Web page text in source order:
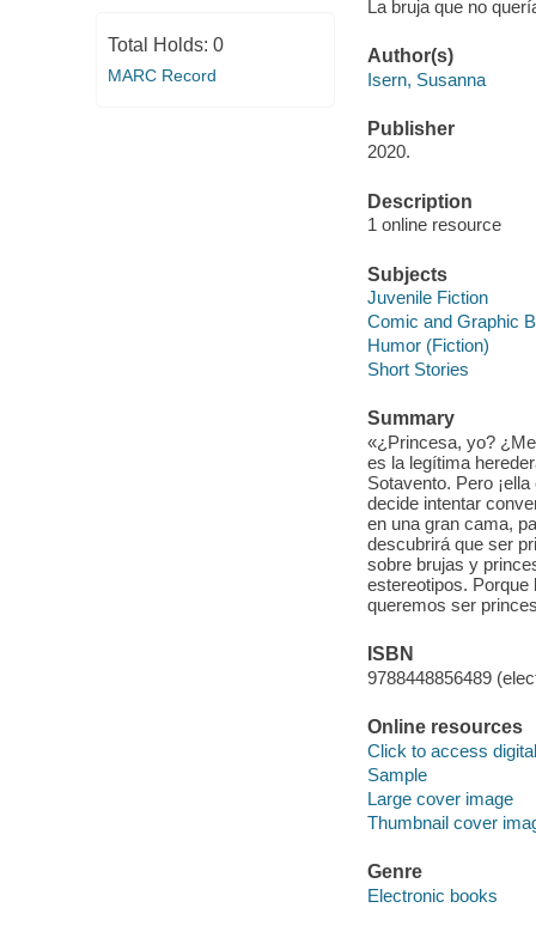
Total Holds: 0
MARC Record
La bruja que no
Author(s)
Isern, Susanna
Publisher
2020.
Description
1 online resource
Subjects
Juvenile Fiction
Comic and Graphic
Humor (Fiction)
Short Stories
Summary
«¿Princesa, yo?
es la legítima
Sotavento. Pero
decide intentar
en una gran cama,
descubrirá que ser
sobre brujas y
estereotipos. Porque
queremos ser
ISBN
9788448856489
Online resources
Click to access
Sample
Large cover image
Thumbnail cover
Genre
Electronic books